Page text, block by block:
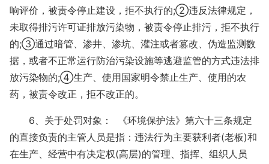
响评价，被责令停止建设，拒不执行的;②违反法律规定，
未取得排污许可证排放污染物，被责令停止排污，拒不执行
的;③通过暗管、渗井、渗坑、灌注或者篡改、伪造监测数
据，或者不正常运行防治污染设施等逃避监管的方式违法排
放污染物的;④生产、使用国家明令禁止生产、使用的农
药，被责令改正，拒不改正的。
6、关于处罚对象： 《环境保护法》第六十三条规定
的直接负责的主管人员是指：违法行为主要获利者(老板)和
在生产、经营中有决定权(高层)的管理、指挥、组织人员